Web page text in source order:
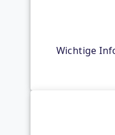
Wichtige